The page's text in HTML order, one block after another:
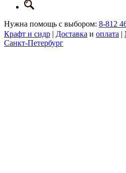
Нужна помощь с выбором: 8-812
Крафт и сидр | Доставка и оплата |
Санкт-Петербург